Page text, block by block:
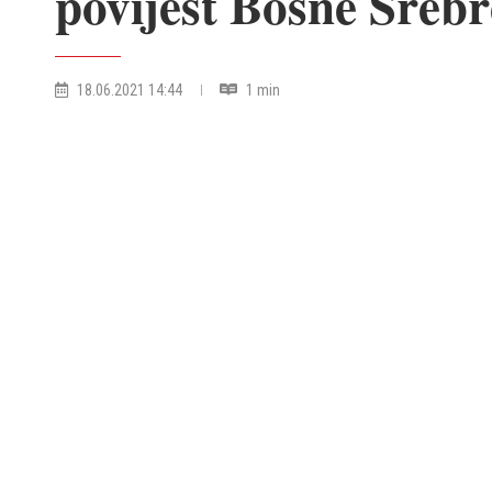
18.06.2021 14:44 1 min